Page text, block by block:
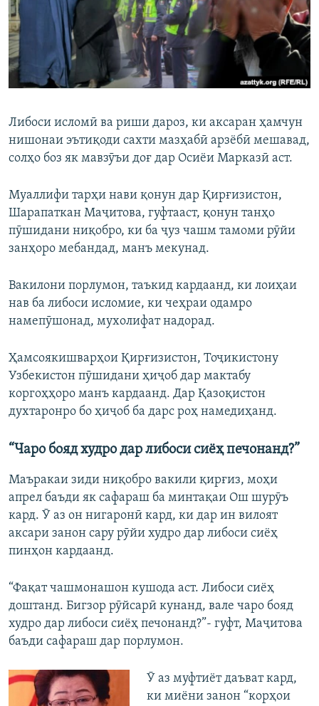
Либоси исломӣ ва риши дароз, ки аксаран ҳамчун
нишонаи эътиқоди сахти мазҳабӣ арзёбӣ мешавад,
солҳо боз як мавзӯъи доғ дар Осиёи Марказӣ аст.
Муаллифи тарҳи нави қонун дар Қирғизистон,
Шарапаткан Маҷитова, гуфтааст, қонун танҳо
пӯшидани ниқобро, ки ба ҷуз чашм тамоми рӯйи
занҳоро мебандад, манъ мекунад.
Вакилони порлумон, таъкид кардаанд, ки лоиҳаи
нав ба либоси исломие, ки чеҳраи одамро
намепӯшонад, мухолифат надорад.
Ҳамсоякишварҳои Қирғизистон, Тоҷикистону
Узбекистон пӯшидани ҳиҷоб дар мактабу
коргоҳҳоро манъ кардаанд. Дар Қазоқистон
духтаронро бо ҳиҷоб ба дарс роҳ намедиҳанд.
“Чаро бояд худро дар либоси сиёҳ печонанд?”
Маъракаи зиди ниқобро вакили қирғиз, моҳи
апрел баъди як сафараш ба минтақаи Ош шурӯъ
кард. Ӯ аз он нигаронӣ кард, ки дар ин вилоят
аксари занон сару рӯйи худро дар либоси сиёҳ
пинҳон кардаанд.
“Фақат чашмонашон кушода аст. Либоси сиёҳ
доштанд. Бигзор рӯйсарӣ кунанд, вале чаро бояд
худро дар либоси сиёҳ печонанд?”- гуфт, Маҷитова
баъди сафараш дар порлумон.
Ӯ аз муфтиёт даъват кард,
ки миёни занон “корҳои